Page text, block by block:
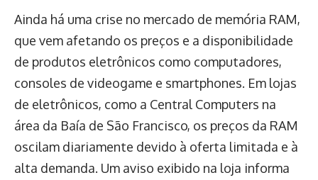
Ainda há uma crise no mercado de memória RAM,
que vem afetando os preços e a disponibilidade
de produtos eletrônicos como computadores,
consoles de videogame e smartphones. Em lojas
de eletrônicos, como a Central Computers na
área da Baía de São Francisco, os preços da RAM
oscilam diariamente devido à oferta limitada e à
alta demanda. Um aviso exibido na loja informa